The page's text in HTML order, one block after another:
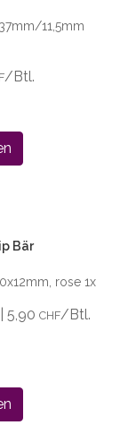
11,5mm
/Btl.
Bär
rose 1x
5,90 CHF/Btl.